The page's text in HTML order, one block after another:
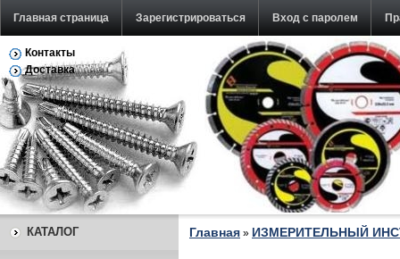
Главная страница Зарегистрироваться Вход с паролем
Обратная связь
Контакты
Доставка
КАТАЛОГ Главная » ИЗМЕРИТЕЛЬНЫЙ